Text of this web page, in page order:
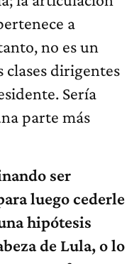
a
no es un
clases dirigentes
Sería
parte más
ser
luego cederle
hipótesis
de Lula, o lo